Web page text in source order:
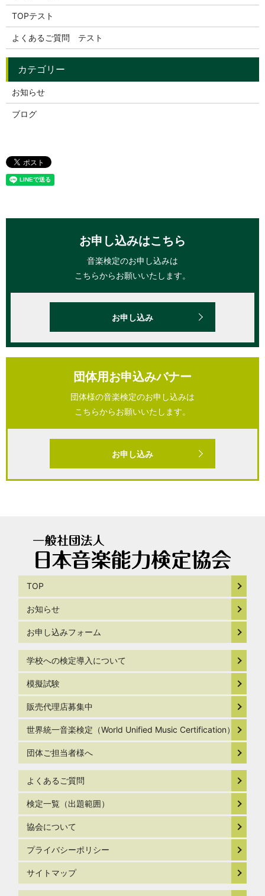
TOPテスト
よくあるご質問 テスト
お知らせ
ブログ
お申し込みはこちら
音楽検定のお申し込みは
こちらからお願いいたします。
お申し込み
団体用お申込みバナー
団体様の音楽検定のお申し込みは
こちらからお願いいたします。
お申し込み
TOP
お知らせ
お申し込みフォーム
学校への検定導入について
模擬試験
販売代理店募集中
世界統一音楽検定（World Unified Music Certification）
団体ご担当者様へ
よくあるご質問
検定一覧（出題範囲）
協会について
プライバシーポリシー
サイトマップ